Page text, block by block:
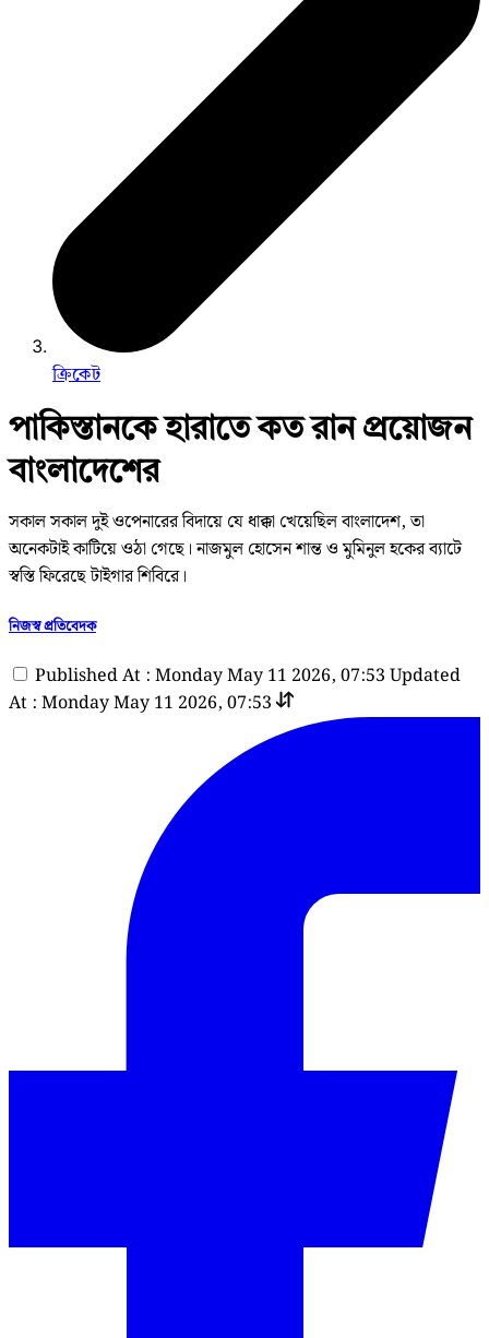
ক্রিকেট
পাকিস্তানকে হারাতে কত রান প্রয়োজন
বাংলাদেশের
সকাল সকাল দুই ওপেনারের বিদায়ে যে ধাক্কা খেয়েছিল বাংলাদেশ, তা
অনেকটাই কাটিয়ে ওঠা গেছে। নাজমুল হোসেন শান্ত ও মুমিনুল হকের ব্যাটে
স্বস্তি ফিরেছে টাইগার শিবিরে।
নিজস্ব প্রতিবেদক
Published At : Monday May 11 2026, 07:53 Updated
At : Monday May 11 2026, 07:53